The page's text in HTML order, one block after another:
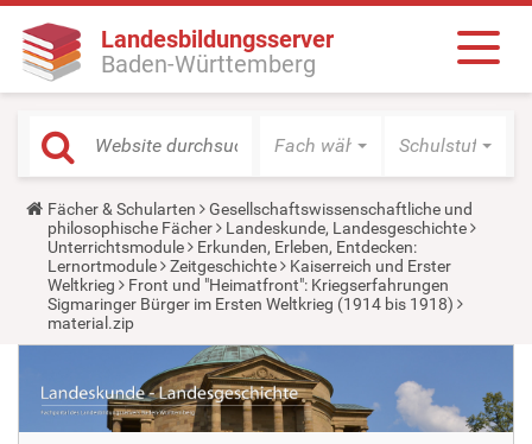
Landesbildungsserver
Baden-Württemberg
Fach wählen Schulstufe
Y
o
u
a
r
e
h
e
:
Fächer & Schularten
Gesellschaftswissenschaftliche und
philosophische Fächer
Landeskunde, Landesgeschichte
Unterrichtsmodule
Erkunden, Erleben, Entdecken:
Lernortmodule
Zeitgeschichte
Kaiserreich und Erster
Weltkrieg
Front und "Heimatfront": Kriegserfahrungen
Sigmaringer Bürger im Ersten Weltkrieg (1914 bis 1918)
material.zip